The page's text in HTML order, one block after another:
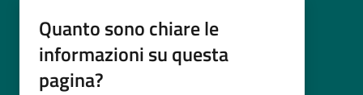
Quanto sono chiare le
informazioni su questa
pagina?